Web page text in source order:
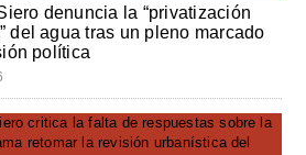
denuncia la “privatización
del agua tras un pleno marcado
política